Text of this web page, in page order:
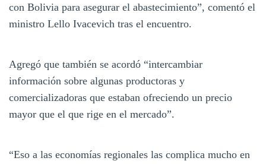
con Bolivia para asegurar el abastecimiento”, comentó el
ministro Lello Ivacevich tras el encuentro.
Agregó que también se acordó “intercambiar
información sobre algunas productoras y
comercializadoras que estaban ofreciendo un precio
mayor que el que rige en el mercado”.
“Eso a las economías regionales las complica mucho en